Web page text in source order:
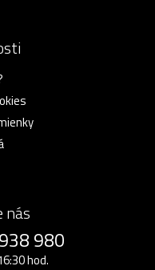
980
hod.